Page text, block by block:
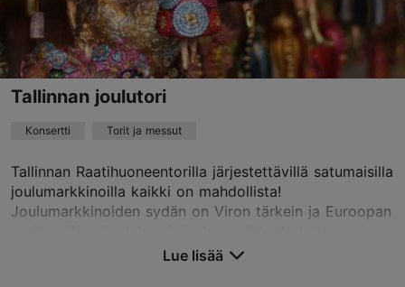
Varaa nyt
Tallinnan joulutori
Konsertti Torit ja messut
Tallinnan Raatihuoneentorilla järjestettävillä satumaisilla
joulumarkkinoilla kaikki on mahdollista!
Joulumarkkinoiden sydän on Viron tärkein ja Euroopan
Lue lisää